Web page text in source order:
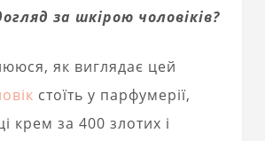
за шкірою чоловіків?
як виглядає цей
стоїть у парфумерії,
крем за 400 злотих і